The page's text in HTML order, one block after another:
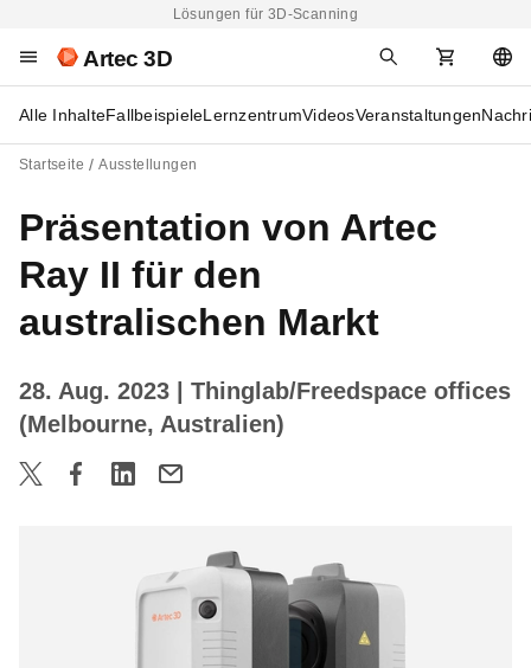
Lösungen für 3D-Scanning
Artec 3D
Alle InhalteFallbeispieleLernzentrumVideosVeranstaltungen
Startseite Ausstellungen
Präsentation von Artec
Ray II für den
australischen Markt
28. Aug. 2023
| Thinglab/Freedspace offices
(Melbourne, Australien)